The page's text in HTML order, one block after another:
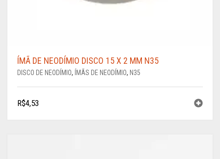
ÍMÃ DE NEODÍMIO DISCO 15 X 2 MM N35
DISCO DE NEODÍMIO, ÍMÃS DE NEODÍMIO, N35
R$4,53